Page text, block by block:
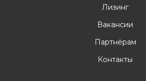
Лизинг
Вакансии
Партнёрам
Контакты